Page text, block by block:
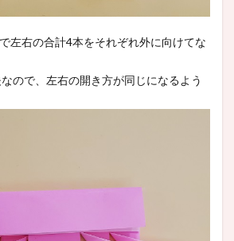
左右の合計4本をそれぞれ外に向けてな
ので、左右の開き方が同じになるよう